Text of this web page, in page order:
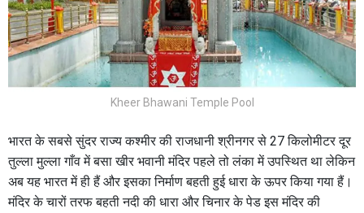
Kheer Bhawani Temple Pool
भारत के सबसे सुंदर राज्य कश्मीर की राजधानी श्रीनगर से 27 किलोमीटर दूर
तुल्ला मुल्ला गाँव में बसा खीर भवानी मंदिर पहले तो लंका में उपस्थित था लेकिन
अब यह भारत में ही हैं और इसका निर्माण बहती हुई धारा के ऊपर किया गया हैं।
मंदिर के चारों तरफ बहती नदी की धारा और चिनार के पेड इस मंदिर की